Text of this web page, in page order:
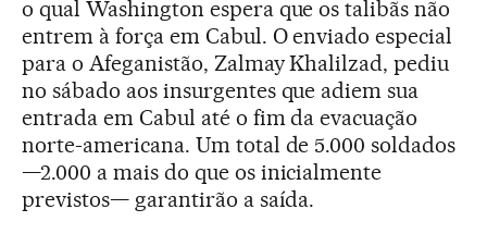
o qual Washington espera que os talibãs não
entrem à força em Cabul. O enviado especial
para o Afeganistão, Zalmay Khalilzad, pediu
no sábado aos insurgentes que adiem sua
entrada em Cabul até o fim da evacuação
norte-americana. Um total de 5.000 soldados
—2.000 a mais do que os inicialmente
previstos— garantirão a saída.